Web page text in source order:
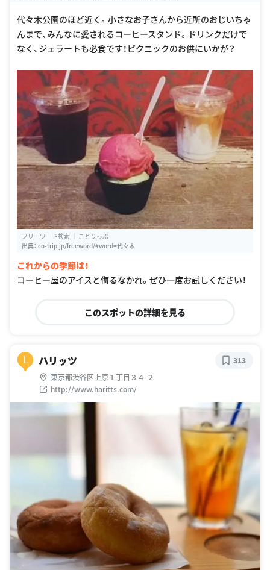
代々木公園のほど近く。小さなお子さんから近所のおじいちゃ
んまで、みんなに愛されるコーヒースタンド。ドリンクだけで
なく、ジェラートも必食です！ピクニックのお供にいかが？
フリーワード検索 ｜ ことりっぷ
出典： co-trip.jp/freeword/#word=代々木
これからの季節は！
コーヒー屋のアイスと侮るなかれ。ぜひ一度お試しください！
このスポットの詳細を見る
L ハリッツ
東京都渋谷区上原１丁目３４-２
http://www.haritts.com/
313